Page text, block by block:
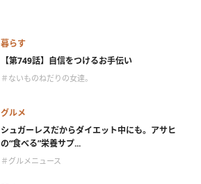
暮らす
【第749話】自信をつけるお手伝い
＃ないものねだりの女達。
グルメ
シュガーレスだからダイエット中にも。アサヒ
の“食べる”栄養サプ...
＃グルメニュース